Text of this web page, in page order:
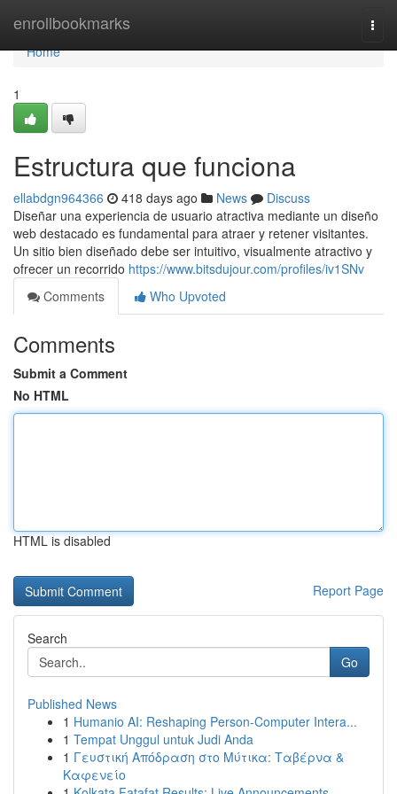
enrollbookmarks
Home
Home
1
Estructura que funciona
ellabdgn964366 418 days ago News
Discuss
Diseñar una experiencia de usuario atractiva mediante un diseño
web destacado es fundamental para atraer y retener visitantes.
Un sitio bien diseñado debe ser intuitivo, visualmente atractivo y
ofrecer un recorrido https://www.bitsdujour.com/profiles/iv1SNv
Comments
Who Upvoted
Comments
Submit a Comment
No HTML
HTML is disabled
Report Page
Search
Go
Published News
1 Humanio AI: Reshaping Person-Computer Intera...
1 Tempat Unggul untuk Judi Anda
1 Γευστική Απόδραση στο Μύτικα: Ταβέρνα &
Καφενείο